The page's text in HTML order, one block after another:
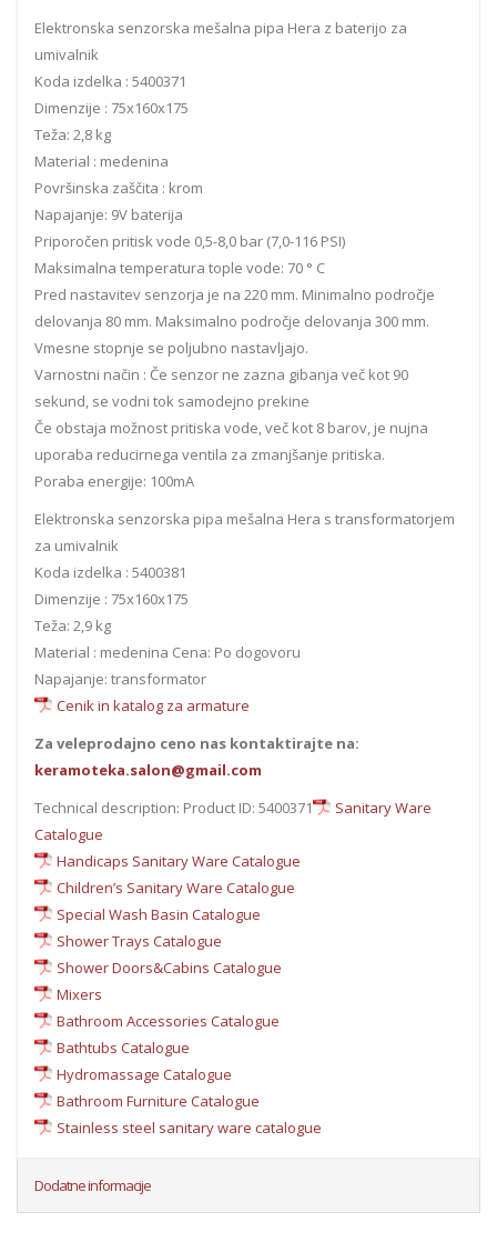
Elektronska senzorska mešalna pipa Hera z baterijo za
umivalnik
Koda izdelka : 5400371
Dimenzije : 75x160x175
Teža: 2,8 kg
Material : medenina
Površinska zaščita : krom
Napajanje: 9V baterija
Priporočen pritisk vode 0,5-8,0 bar (7,0-116 PSI)
Maksimalna temperatura tople vode: 70 ° C
Pred nastavitev senzorja je na 220 mm. Minimalno področje
delovanja 80 mm. Maksimalno področje delovanja 300 mm.
Vmesne stopnje se poljubno nastavljajo.
Varnostni način : Če senzor ne zazna gibanja več kot 90
sekund, se vodni tok samodejno prekine
Če obstaja možnost pritiska vode, več kot 8 barov, je nujna
uporaba reducirnega ventila za zmanjšanje pritiska.
Poraba energije: 100mA
Elektronska senzorska pipa mešalna Hera s transformatorjem
za umivalnik
Koda izdelka : 5400381
Dimenzije : 75x160x175
Teža: 2,9 kg
Material : medenina Cena: Po dogovoru
Napajanje: transformator
Cenik in katalog za armature
Za veleprodajno ceno nas kontaktirajte na:
keramoteka.salon@gmail.com
Technical description: Product ID: 5400371
Sanitary Ware
Catalogue
Handicaps Sanitary Ware Catalogue
Children’s Sanitary Ware Catalogue
Special Wash Basin Catalogue
Shower Trays Catalogue
Shower Doors&Cabins Catalogue
Mixers
Bathroom Accessories Catalogue
Bathtubs Catalogue
Hydromassage Catalogue
Bathroom Furniture Catalogue
Stainless steel sanitary ware catalogue
Dodatne informacije